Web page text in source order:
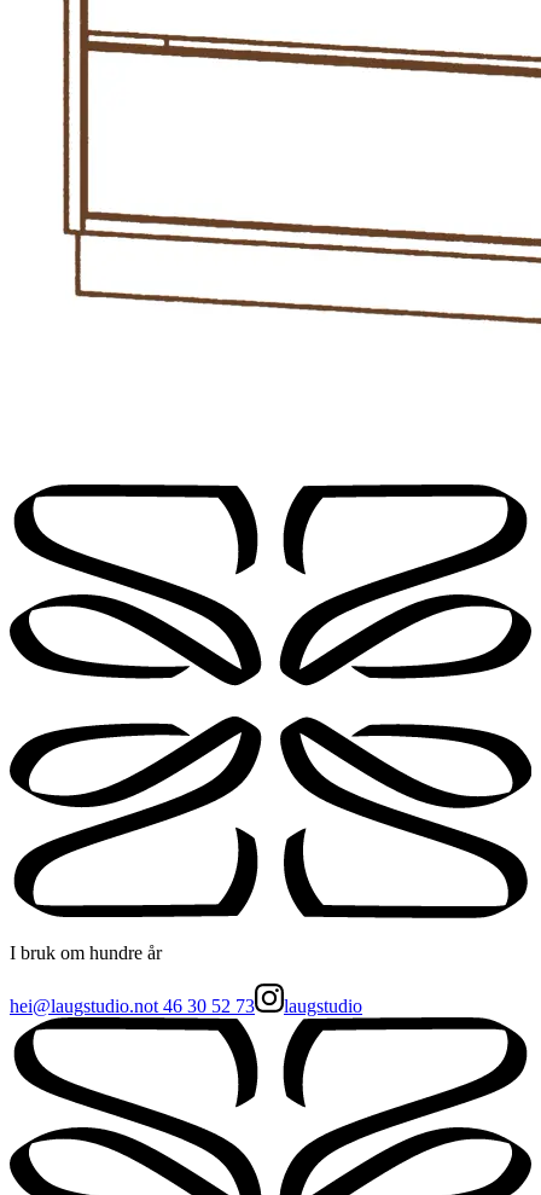
I bruk om hundre år
hei@laugstudio.not 46 30 52 73 laugstudio